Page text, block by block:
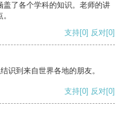
了各个学科的知识。老师的讲
支持[0] 反对[0]
识到来自世界各地的朋友。
支持[0] 反对[0]